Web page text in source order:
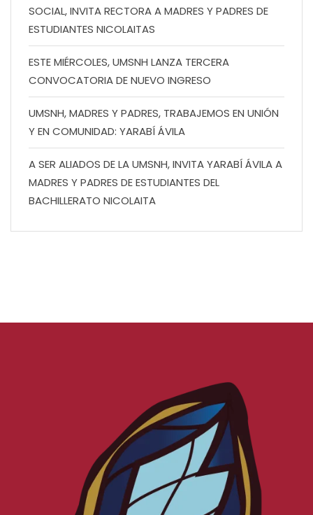
SOCIAL, INVITA RECTORA A MADRES Y PADRES DE
ESTUDIANTES NICOLAITAS
ESTE MIÉRCOLES, UMSNH LANZA TERCERA
CONVOCATORIA DE NUEVO INGRESO
UMSNH, MADRES Y PADRES, TRABAJEMOS EN UNIÓN
Y EN COMUNIDAD: YARABÍ ÁVILA
A SER ALIADOS DE LA UMSNH, INVITA YARABÍ ÁVILA A
MADRES Y PADRES DE ESTUDIANTES DEL
BACHILLERATO NICOLAITA